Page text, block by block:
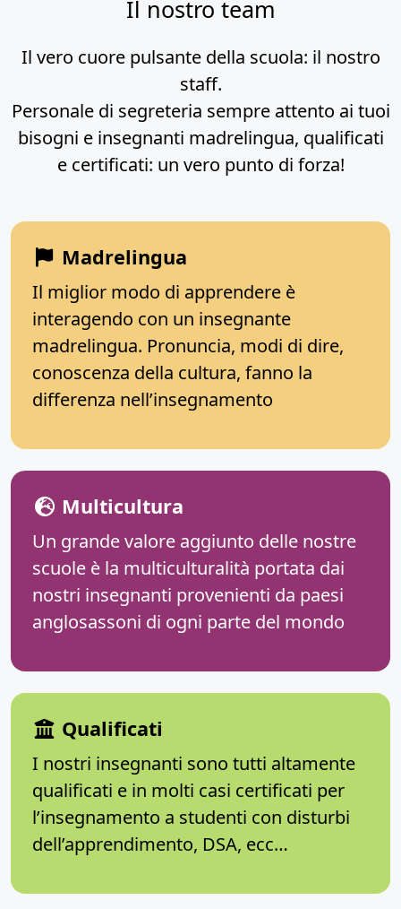
Il nostro team
Il vero cuore pulsante della scuola: il nostro
staff.
Personale di segreteria sempre attento ai tuoi
bisogni e insegnanti madrelingua, qualificati
e certificati: un vero punto di forza!
Madrelingua
Il miglior modo di apprendere è
interagendo con un insegnante
madrelingua. Pronuncia, modi di dire,
conoscenza della cultura, fanno la
differenza nell’insegnamento
Multicultura
Un grande valore aggiunto delle nostre
scuole è la multiculturalità portata dai
nostri insegnanti provenienti da paesi
anglosassoni di ogni parte del mondo
Qualificati
I nostri insegnanti sono tutti altamente
qualificati e in molti casi certificati per
l’insegnamento a studenti con disturbi
dell’apprendimento, DSA, ecc…